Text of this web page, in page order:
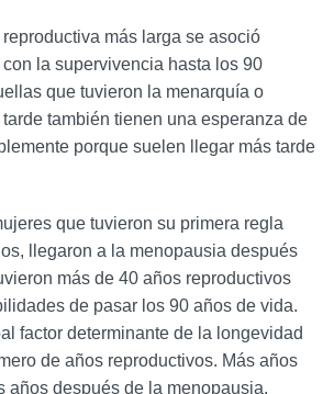
más larga se asoció
la supervivencia hasta los 90
que tuvieron la menarquía o
también tienen una esperanza de
porque suelen llegar más tarde
que tuvieron su primera regla
llegaron a la menopausia después
más de 40 años reproductivos
de pasar los 90 años de vida.
factor determinante de la longevidad
de años reproductivos. Más años
años después de la menopausia.